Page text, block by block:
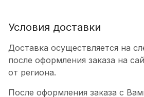
Условия доставки
Доставка осуществляется на
после оформления заказа на
от региона.
После оформления заказа с